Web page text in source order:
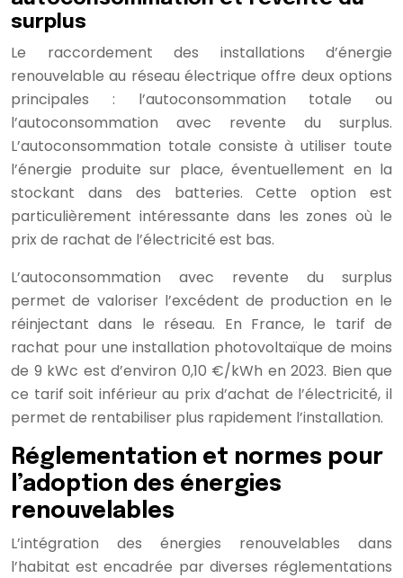
surplus
Le raccordement des installations d’énergie
renouvelable au réseau électrique offre deux options
principales : l’autoconsommation totale ou
l’autoconsommation avec revente du surplus.
L’autoconsommation totale consiste à utiliser toute
l’énergie produite sur place, éventuellement en la
stockant dans des batteries. Cette option est
particulièrement intéressante dans les zones où le
prix de rachat de l’électricité est bas.
L’autoconsommation avec revente du surplus
permet de valoriser l’excédent de production en le
réinjectant dans le réseau. En France, le tarif de
rachat pour une installation photovoltaïque de moins
de 9 kWc est d’environ 0,10 €/kWh en 2023. Bien que
ce tarif soit inférieur au prix d’achat de l’électricité, il
permet de rentabiliser plus rapidement l’installation.
Réglementation et normes pour
l’adoption des énergies
renouvelables
L’intégration des énergies renouvelables dans
l’habitat est encadrée par diverses réglementations